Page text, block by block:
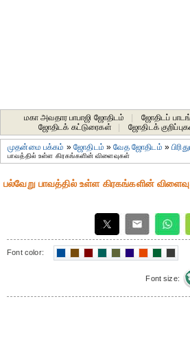
மகா அவதார பாபாஜி ஜோதிடம் ஜோதிடப்
ஜோதிடக் கட்டுரைகள்
ஜோதிடக்
முதன்மை பக்கம் »ஜோதிடம் »வேத ஜோதிடம் »
பாவத்தில் உள்ள கிரகங்களின் விளைவுகள்
பல்வேறு பாவத்தில் உள்ள கிரகங்களின்
Font color:
Font size: